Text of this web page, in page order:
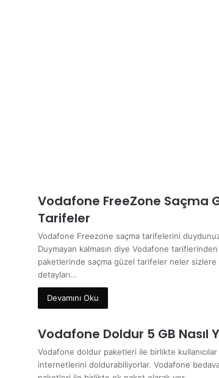
Vodafone FreeZone Saçma
Tarifeler
Vodafone Freezone saçma tarifelerini
Duymayan kalmasın diye Vodafone
paketlerinde saçma güzel tarifeler neler sizlere
detayları…
Devamını Oku
Vodafone Doldur 5 GB Nasıl
Vodafone doldur paketleri ile birlikte
internetlerini doldurabiliyorlar. Vodafone